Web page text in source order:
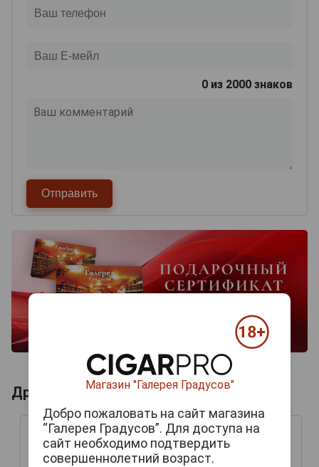
0 из 2000 знаков
Другие продукты бренда ЯКОРЬ
Магазин "Галерея Градусов"
Добро пожаловать на сайт магазина
“Галерея Градусов”. Для доступа на
сайт необходимо подтвердить
совершеннолетний возраст.